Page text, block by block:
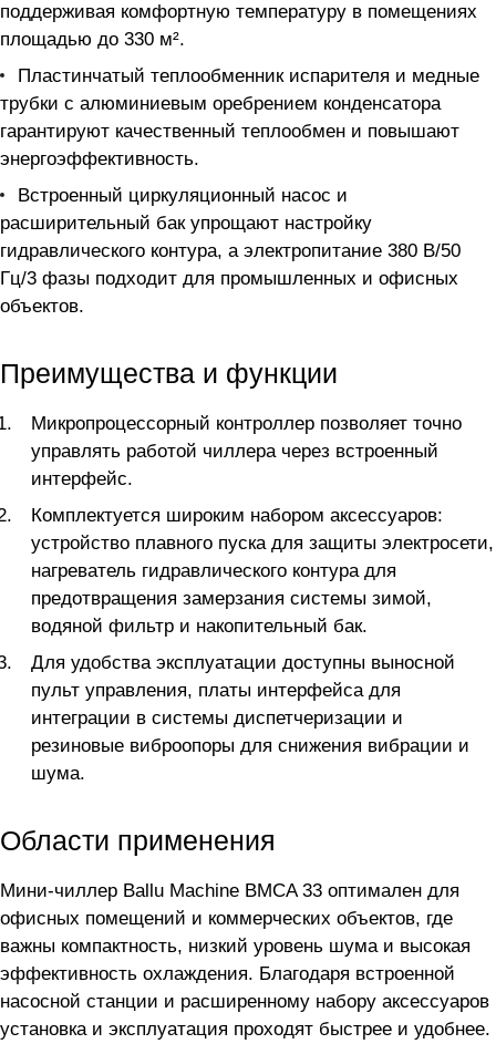
поддерживая комфортную температуру в помещениях
площадью до 330 м².
Пластинчатый теплообменник испарителя и медные
трубки с алюминиевым оребрением конденсатора
гарантируют качественный теплообмен и повышают
энергоэффективность.
Встроенный циркуляционный насос и
расширительный бак упрощают настройку
гидравлического контура, а электропитание 380 В/50
Гц/3 фазы подходит для промышленных и офисных
объектов.
Преимущества и функции
Микропроцессорный контроллер позволяет точно
управлять работой чиллера через встроенный
интерфейс.
Комплектуется широким набором аксессуаров:
устройство плавного пуска для защиты электросети,
нагреватель гидравлического контура для
предотвращения замерзания системы зимой,
водяной фильтр и накопительный бак.
Для удобства эксплуатации доступны выносной
пульт управления, платы интерфейса для
интеграции в системы диспетчеризации и
резиновые виброопоры для снижения вибрации и
шума.
Области применения
Мини-чиллер Ballu Machine BMCA 33 оптимален для
офисных помещений и коммерческих объектов, где
важны компактность, низкий уровень шума и высокая
эффективность охлаждения. Благодаря встроенной
насосной станции и расширенному набору аксессуаров
установка и эксплуатация проходят быстрее и удобнее.